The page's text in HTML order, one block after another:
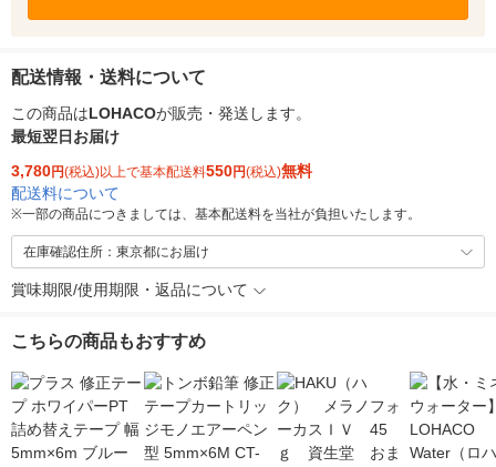
配送情報・送料について
この商品はLOHACOが販売・発送します。
最短翌日お届け
3,780円(税込)以上で基本配送料550円(税込)無料
配送料について
※一部の商品につきましては、基本配送料を当社が負担いたします。
在庫確認住所：東京都にお届け
賞味期限/使用期限・返品について
こちらの商品もおすすめ